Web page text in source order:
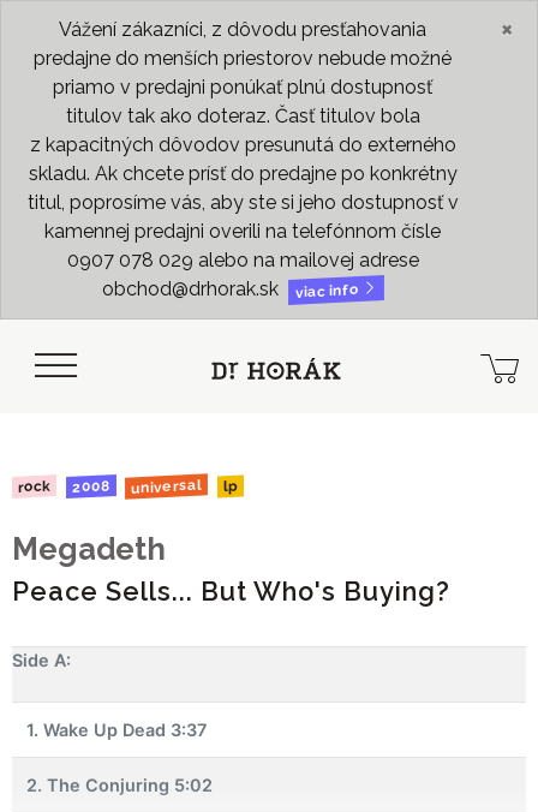
Vážení zákazníci, z dôvodu presťahovania
predajne do menších priestorov nebude možné
priamo v predajni ponúkať plnú dostupnosť
titulov tak ako doteraz. Časť titulov bola
z kapacitných dôvodov presunutá do externého
skladu. Ak chcete prísť do predajne po konkrétny
titul, poprosíme vás, aby ste si jeho dostupnosť v
kamennej predajni overili na telefónnom čísle
0907 078 029 alebo na mailovej adrese
obchod@drhorak.sk
viac info
×
rock 2008 universal lp
Megadeth
Peace Sells... But Who's Buying?
Side A:
1. Wake Up Dead 3:37
2. The Conjuring 5:02